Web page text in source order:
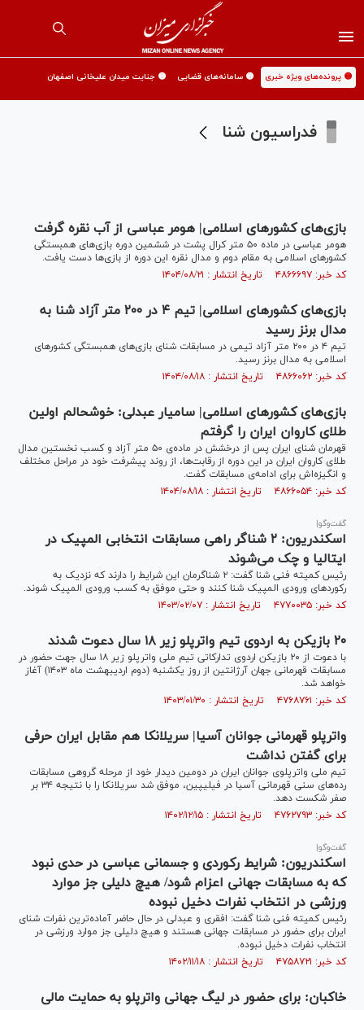
🟡 پرونده‌های ویژه خبری 🟡 سامانه‌های قضایی 🟡 جنایت میدان علیخانی اصفهان
فدراسیون شنا
بازی‌های کشورهای اسلامی| هومر عباسی از آب نقره گرفت
هومر عباسی در ماده ۵۰ متر کرال پشت در ششمین دوره بازی‌های همبستگی
کشور‌های اسلامی به مقام دوم و مدال نقره این دوره از بازی‌ها دست یافت.
کد خبر: ۴۸۶۶۶۹۷ تاریخ انتشار : ۱۴۰۴/۰۸/۲۱
بازی‌های کشورهای اسلامی| تیم ۴ در ۲۰۰ متر آزاد شنا به
مدال برنز رسید
تیم ۴ در ۲۰۰ متر آزاد تیمی در مسابقات شنای بازی‌های همبستگی کشور‌های
اسلامی به مدال برنز رسید.
کد خبر: ۴۸۶۶۰۶۲ تاریخ انتشار : ۱۴۰۴/۰۸/۱۸
بازی‌های کشورهای اسلامی| سامیار عبدلی: خوشحالم اولین
طلای کاروان ایران را گرفتم
قهرمان شنای ایران پس از درخشش در ماده‌ی ۵۰ متر آزاد و کسب نخستین مدال
طلای کاروان ایران در این دوره از رقابت‌ها، از روند پیشرفت خود در مراحل مختلف
و انگیزه‌اش برای ادامه‌ی مسابقات گفت.
کد خبر: ۴۸۶۶۰۵۴ تاریخ انتشار : ۱۴۰۴/۰۸/۱۸
گفت‌وگو|
اسکندریون: ۲ شناگر راهی مسابقات انتخابی المپیک در
ایتالیا و چک می‌شوند
رئیس کمیته فنی شنا گفت: ۲ شناگرمان این شرایط را دارند که نزدیک به
رکورد‌های ورودی المپیک شنا کنند و حتی موفق به کسب ورودی المپیک شوند.
کد خبر: ۴۷۷۰۰۳۵ تاریخ انتشار : ۱۴۰۳/۰۲/۰۷
۲۰ بازیکن به اردوی تیم واترپلو زیر ۱۸ سال دعوت شدند
با دعوت از ۲۰ بازیکن اردوی تدارکاتی تیم ملی واترپلو زیر ۱۸ سال جهت حضور در
مسابقات قهرمانی جهان آرژانتین از روز یکشنبه (دوم اردیبهشت ماه ۱۴۰۳) آغاز
خواهد شد.
کد خبر: ۴۷۶۸۷۶۱ تاریخ انتشار : ۱۴۰۳/۰۱/۳۰
واترپلو قهرمانی جوانان آسیا| سریلانکا هم مقابل ایران حرفی
برای گفتن نداشت
تیم ملی واترپلوی جوانان ایران در دومین دیدار خود از مرحله گروهی مسابقات
رده‌های سنی قهرمانی آسیا در فیلیپین، موفق شد سریلانکا را با نتیجه ۳۴ بر
صفر شکست دهد.
کد خبر: ۴۷۶۲۷۹۳ تاریخ انتشار : ۱۴۰۲/۱۲/۱۵
گفت‌وگو|
اسکندریون: شرایط رکوردی و جسمانی عباسی در حدی نبود
که به مسابقات جهانی اعزام شود/ هیچ دلیلی جز موارد
ورزشی در انتخاب نفرات دخیل نبوده‌
رئیس کمیته فنی شنا گفت: افقری و عبدلی در حال حاضر آماده‌ترین نفرات شنای
ایران برای حضور در مسابقات جهانی هستند و هیچ دلیلی جز موارد ورزشی در
انتخاب نفرات دخیل نبوده‌.
کد خبر: ۴۷۵۸۷۲۱ تاریخ انتشار : ۱۴۰۲/۱۱/۱۸
خاکبان: برای حضور در لیگ جهانی واترپلو به حمایت مالی